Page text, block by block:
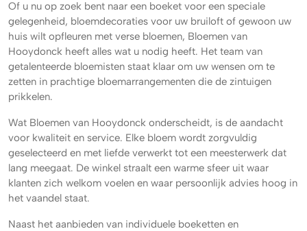
Of u nu op zoek bent naar een boeket voor een speciale
gelegenheid, bloemdecoraties voor uw bruiloft of gewoon uw
huis wilt opfleuren met verse bloemen, Bloemen van
Hooydonck heeft alles wat u nodig heeft. Het team van
getalenteerde bloemisten staat klaar om uw wensen om te
zetten in prachtige bloemarrangementen die de zintuigen
prikkelen.
Wat Bloemen van Hooydonck onderscheidt, is de aandacht
voor kwaliteit en service. Elke bloem wordt zorgvuldig
geselecteerd en met liefde verwerkt tot een meesterwerk dat
lang meegaat. De winkel straalt een warme sfeer uit waar
klanten zich welkom voelen en waar persoonlijk advies hoog in
het vaandel staat.
Naast het aanbieden van individuele boeketten en